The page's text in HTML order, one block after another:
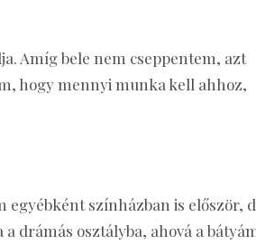
Amíg bele nem cseppentem, azt
hogy mennyi munka kell ahhoz,
színházban is először,
drámás osztályba, ahová a